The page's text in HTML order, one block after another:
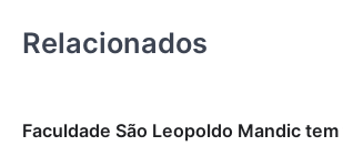
Relacionados
Faculdade São Leopoldo Mandic